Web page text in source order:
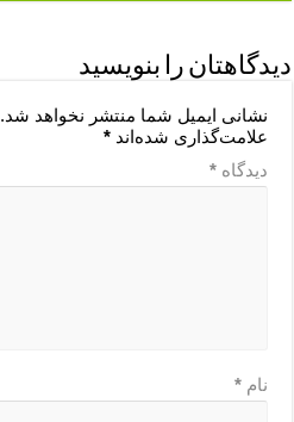
دیدگاهتان را بنویسید
نشانی ایمیل شما منتشر نخواهد شد.
علامت‌گذاری شده‌اند*
دیدگاه*
نام*